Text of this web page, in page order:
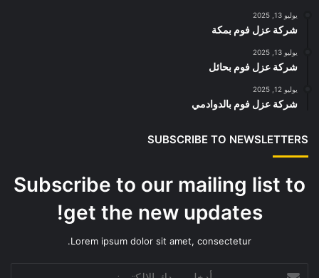
يوليو 13, 2025
شركة عزل فوم بمكة
يوليو 13, 2025
شركة عزل فوم بحائل
يوليو 12, 2025
شركة عزل فوم بالدوادمي
SUBSCRIBE TO NEWSLETTERS
Subscribe to our mailing list to
get the new updates!
Lorem ipsum dolor sit amet, consectetur.